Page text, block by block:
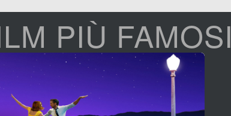
PIÙ FAMOSI